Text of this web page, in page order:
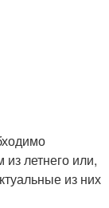
летнего или,
из них